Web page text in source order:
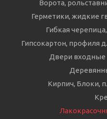
Ворота,
Герметики, жидкие
Гибкая
Гипсокартон, профиля
Двери
Кирпич, Блоки,